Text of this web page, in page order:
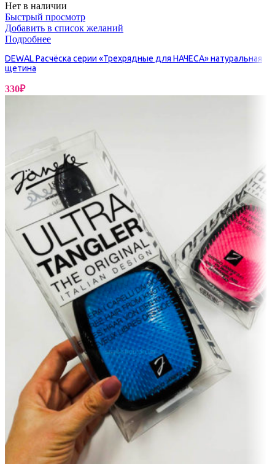
Нет в наличии
Быстрый просмотр
Добавить в список желаний
Подробнее
DEWAL Расчёска серии «Трехрядные для НАЧЕСА» натуральная
щетина
330₽